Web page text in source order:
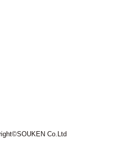
Co.Ltd